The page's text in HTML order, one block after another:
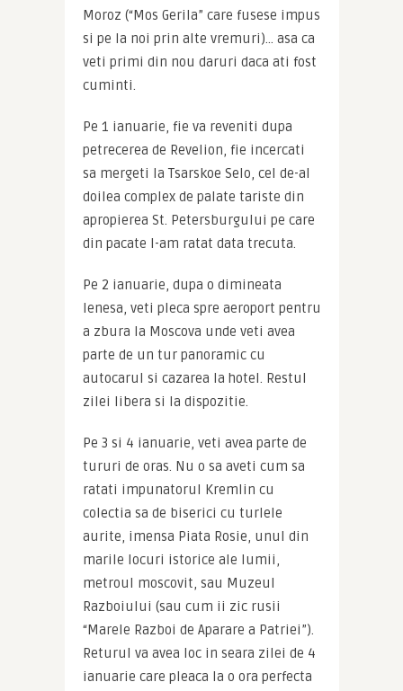
Moroz (“Mos Gerila” care fusese impus
si pe la noi prin alte vremuri)… asa ca
veti primi din nou daruri daca ati fost
cuminti.
Pe 1 ianuarie, fie va reveniti dupa
petrecerea de Revelion, fie incercati
sa mergeti la Tsarskoe Selo, cel de-al
doilea complex de palate tariste din
apropierea St. Petersburgului pe care
din pacate l-am ratat data trecuta.
Pe 2 ianuarie, dupa o dimineata
lenesa, veti pleca spre aeroport pentru
a zbura la Moscova unde veti avea
parte de un tur panoramic cu
autocarul si cazarea la hotel. Restul
zilei libera si la dispozitie.
Pe 3 si 4 ianuarie, veti avea parte de
tururi de oras. Nu o sa aveti cum sa
ratati impunatorul Kremlin cu
colectia sa de biserici cu turlele
aurite, imensa Piata Rosie, unul din
marile locuri istorice ale lumii,
metroul moscovit, sau Muzeul
Razboiului (sau cum ii zic rusii
“Marele Razboi de Aparare a Patriei”).
Returul va avea loc in seara zilei de 4
ianuarie care pleaca la o ora perfecta